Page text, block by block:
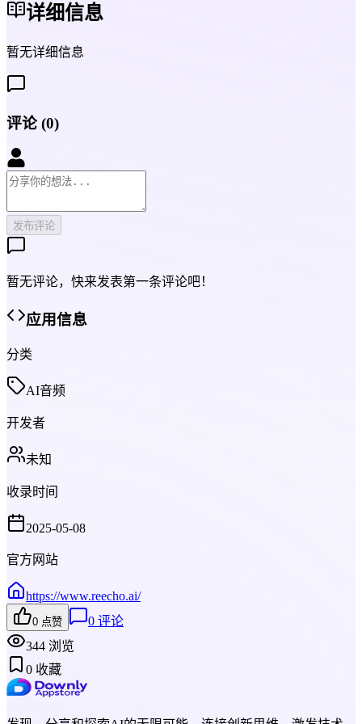
详细信息
暂无详细信息
评论 (0)
发布评论
暂无评论，快来发表第一条评论吧！
应用信息
分类
AI音频
开发者
未知
收录时间
2025-05-08
官方网站
https://www.reecho.ai/
0 点赞 0 评论
344 浏览
0 收藏